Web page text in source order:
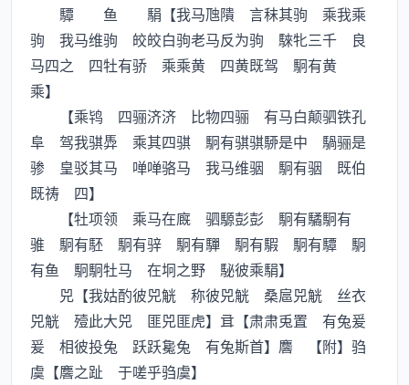
驔 鱼 駽【我马虺隤 言秣其驹 乘我乘
驹 我马维驹 皎皎白驹老马反为驹 騋牝三千 良
马四之 四牡有骄 乘乘黄 四黄既驾 駉有黄
乘】
【乘鸨 四骊济济 比物四骊 有马白颠驷铁孔
阜 驾我骐馵 乘其四骐 駉有骐骐駵是中 騧骊是
骖 皇驳其马 啴啴骆马 我马维骃 駉有骃 既伯
既祷 四】
【牡项领 乘马在廐 驷騵彭彭 駉有驈駉有
骓 駉有駓 駉有骍 駉有驒 駉有騢 駉有驔 駉
有鱼 駉駉牡马 在坰之野 駜彼乘駽】
兕【我姑酌彼兕觥 称彼兕觥 桑扈兕觥 丝衣
兕觥 殪此大兕 匪兕匪虎】【肃肃兎置 有兔爰
爰 相彼投兔 跃跃毚兔 有兔斯首】麐 【附】驺
虞【麐之趾 于嗟乎驺虞】